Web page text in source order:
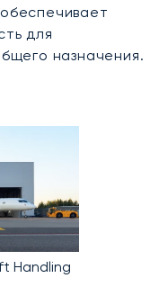
для
назначения.
Handling